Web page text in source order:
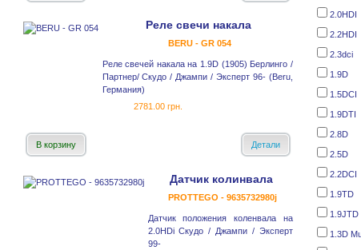
Реле cвечи накала
BERU - GR 054
Реле свечей накала на 1.9D (1905) Берлинго /
Партнер/ Скудо / Джампи / Эксперт 96- (Beru,
Германия)
2781.00 грн.
В корзину Детали
Датчик колинвала
PROTTEGO - 9635732980j
Датчик положения коленвала на
2.0HDi Скудо / Джампи / Эксперт
99-
2.0HDI
2.2HDI
2.3dci
1.9D
1.5DCI
1.9DTI
2.8D
2.5D
2.2DCI
1.9TD
1.9JTD
1.3D